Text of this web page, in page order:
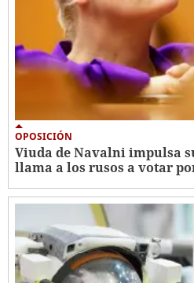
OPOSICIÓN
Viuda de Navalni impulsa
llama a los rusos a votar